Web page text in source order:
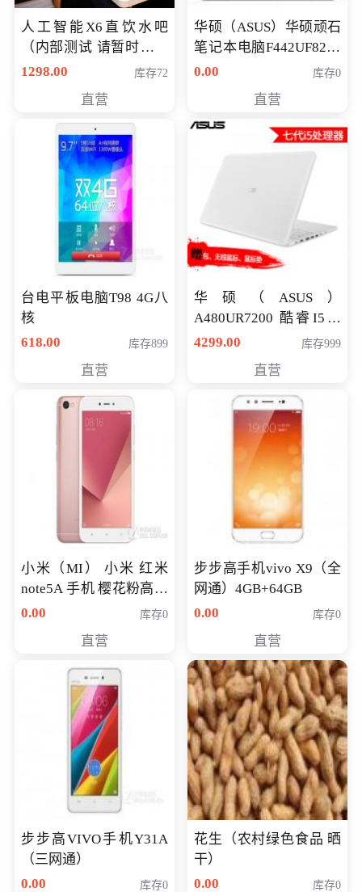
人工智能X6直饮水吧
（内部测试 请暂时不要
购买）
1298.00 库存72
直营
华硕（ASUS）华硕顽石
笔记本电脑F442UF8250
八代独显轻薄办公商务
0.00 库存0
直营
台电平板电脑T98 4G八
核
618.00
库存899
直营
华硕（ASUS）
A480UR7200 酷睿I5超
薄学生办公游戏独显笔
NV930-2G独
4299.00 库存999
直营
小米（MI） 小米 红米
note5A 手机 樱花粉高配
版 全网通(3G+32G)
0.00 库存0
直营
步步高手机vivo X9（全
网通）4GB+64GB
0.00
库存0
直营
步步高VIVO手机Y31A
（三网通）
0.00
库存0
花生（农村绿色食品 晒
干）
0.00
库存0